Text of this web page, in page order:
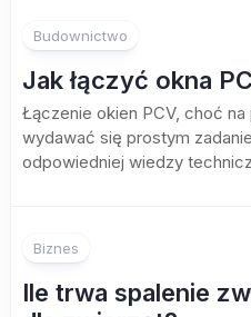
Budownictwo
Jak łączyć okna
Łączenie okien PCV, choć
wydawać się prostym
odpowiedniej wiedzy
Biznes
Ile trwa spalenie